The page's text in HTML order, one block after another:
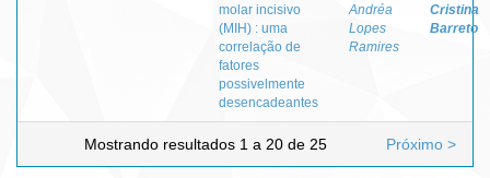
molar incisivo
(MIH) : uma
correlação de
fatores
possivelmente
desencadeantes
Andréa
Lopes
Ramires
Cristina
Barreto
Mostrando resultados 1 a 20 de 25 Próximo >